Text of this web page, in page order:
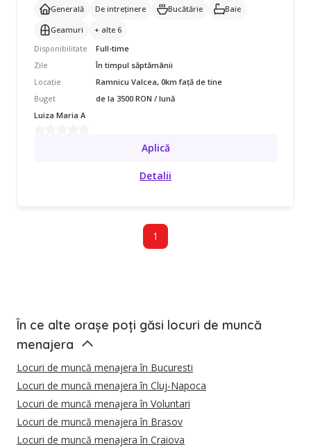
Generală
De intreținere Bucătărie
Baie
Geamuri
+ alte 6
Disponibilitate
Full-time
Zile
În timpul săptămânii
Locație
Ramnicu Valcea, 0km față de tine
Buget
de la 3500 RON / lună
Luiza Maria A
Aplică
Detalii
1
În ce alte orașe poți găsi locuri de muncă
menajera
Locuri de muncă menajera în Bucuresti
Locuri de muncă menajera în Cluj-Napoca
Locuri de muncă menajera în Voluntari
Locuri de muncă menajera în Brasov
Locuri de muncă menajera în Craiova